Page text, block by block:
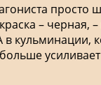
– черная,